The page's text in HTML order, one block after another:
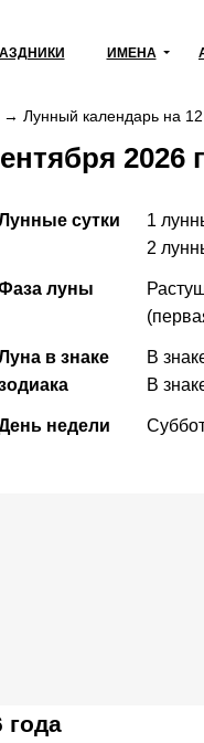
ИМЕНА
→ Лунный календарь на
2026
сутки 1
2
луны
в знаке
В
В
недели
года